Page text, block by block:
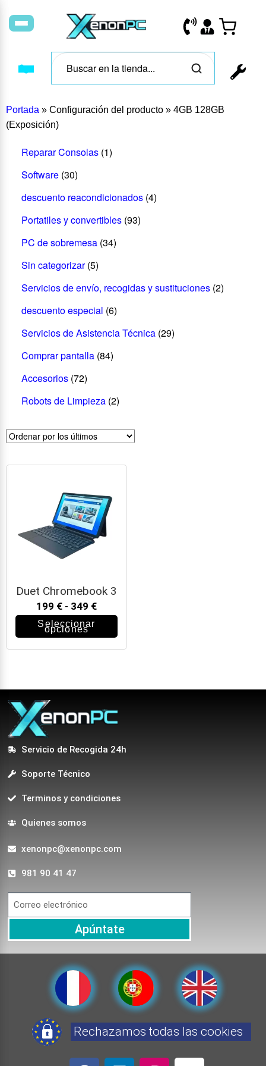
Portada » Configuración del producto » 4GB 128GB
(Exposición)
Reparar Consolas (1)
Software (30)
descuento reacondicionados (4)
Portatiles y convertibles (93)
PC de sobremesa (34)
Sin categorizar (5)
Servicios de envío, recogidas y sustituciones (2)
descuento especial (6)
Servicios de Asistencia Técnica (29)
Comprar pantalla (84)
Accesorios (72)
Robots de Limpieza (2)
Duet Chromebook 3
199 € - 349 €
Seleccionar
opciones
Servicio de Recogida 24h
Soporte Técnico
Terminos y condiciones
Quienes somos
xenonpc@xenonpc.com
981 90 41 47
Apúntate
Rechazamos todas las cookies